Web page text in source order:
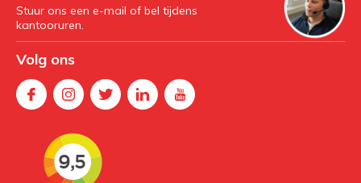
Stuur ons een e-mail of bel tijdens
kantooruren.
Volg ons